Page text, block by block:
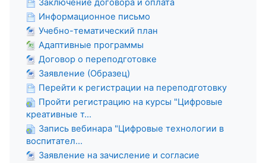
Заключение договора и оплата
Информационное письмо
Учебно-тематический план
Адаптивные программы
Договор о переподготовке
Заявление (Образец)
Перейти к регистрации на переподготовку
Пройти регистрацию на курсы "Цифровые
креативные т...
Запись вебинара "Цифровые технологии в
воспитател...
Заявление на зачисление и согласие